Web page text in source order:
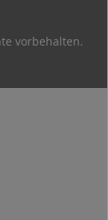
vorbehalten.